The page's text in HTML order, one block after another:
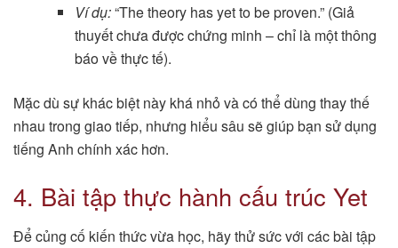
Ví dụ:“The theory has yet to be proven.” (Giả
thuyết chưa được chứng minh – chỉ là một thông
báo về thực tế).
Mặc dù sự khác biệt này khá nhỏ và có thể dùng thay thế
nhau trong giao tiếp, nhưng hiểu sâu sẽ giúp bạn sử dụng
tiếng Anh chính xác hơn.
4. Bài tập thực hành cấu trúc Yet
Để củng cố kiến thức vừa học, hãy thử sức với các bài tập